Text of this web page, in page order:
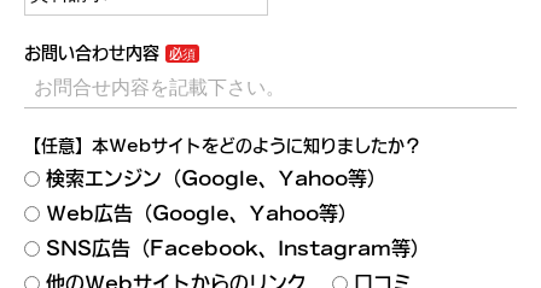
お問い合わせ内容
【任意】本Webサイトをどのように知りましたか？
検索エンジン（Google、Yahoo等）
Web広告（Google、Yahoo等）
SNS広告（Facebook、Instagram等）
他のWebサイトからのリンク
口コミ